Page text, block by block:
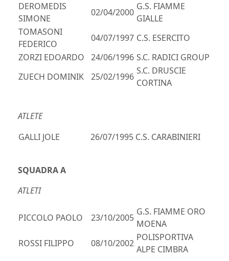
DEROMEDIS
SIMONE
02/04/2000
G.S. FIAMME
GIALLE
TOMASONI
FEDERICO
04/07/1997 C.S. ESERCITO
ZORZI EDOARDO
24/06/1996 S.C. RADICI GROUP
ZUECH DOMINIK
25/02/1996
S.C. DRUSCIE
CORTINA
ATLETE
GALLI JOLE
26/07/1995 C.S. CARABINIERI
SQUADRA A
ATLETI
PICCOLO PAOLO 23/10/2005
G.S. FIAMME ORO
MOENA
ROSSI FILIPPO
08/10/2002
POLISPORTIVA
ALPE CIMBRA